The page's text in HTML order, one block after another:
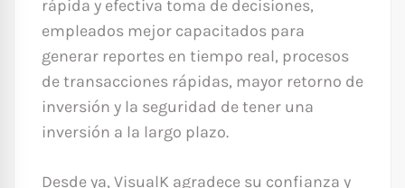
rápida y efectiva toma de decisiones,
empleados mejor capacitados para
generar reportes en tiempo real, procesos
de transacciones rápidas, mayor retorno de
inversión y la seguridad de tener una
inversión a la largo plazo.
Desde ya, VisualK agradece su confianza y